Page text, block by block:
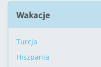
Wakacje
Turcja
Hiszpania